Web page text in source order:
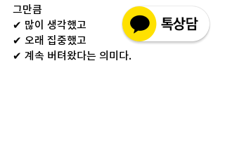
그만큼
✔ 많이 생각했고
✔ 오래 집중했고
✔ 계속 버텨왔다는 의미다.